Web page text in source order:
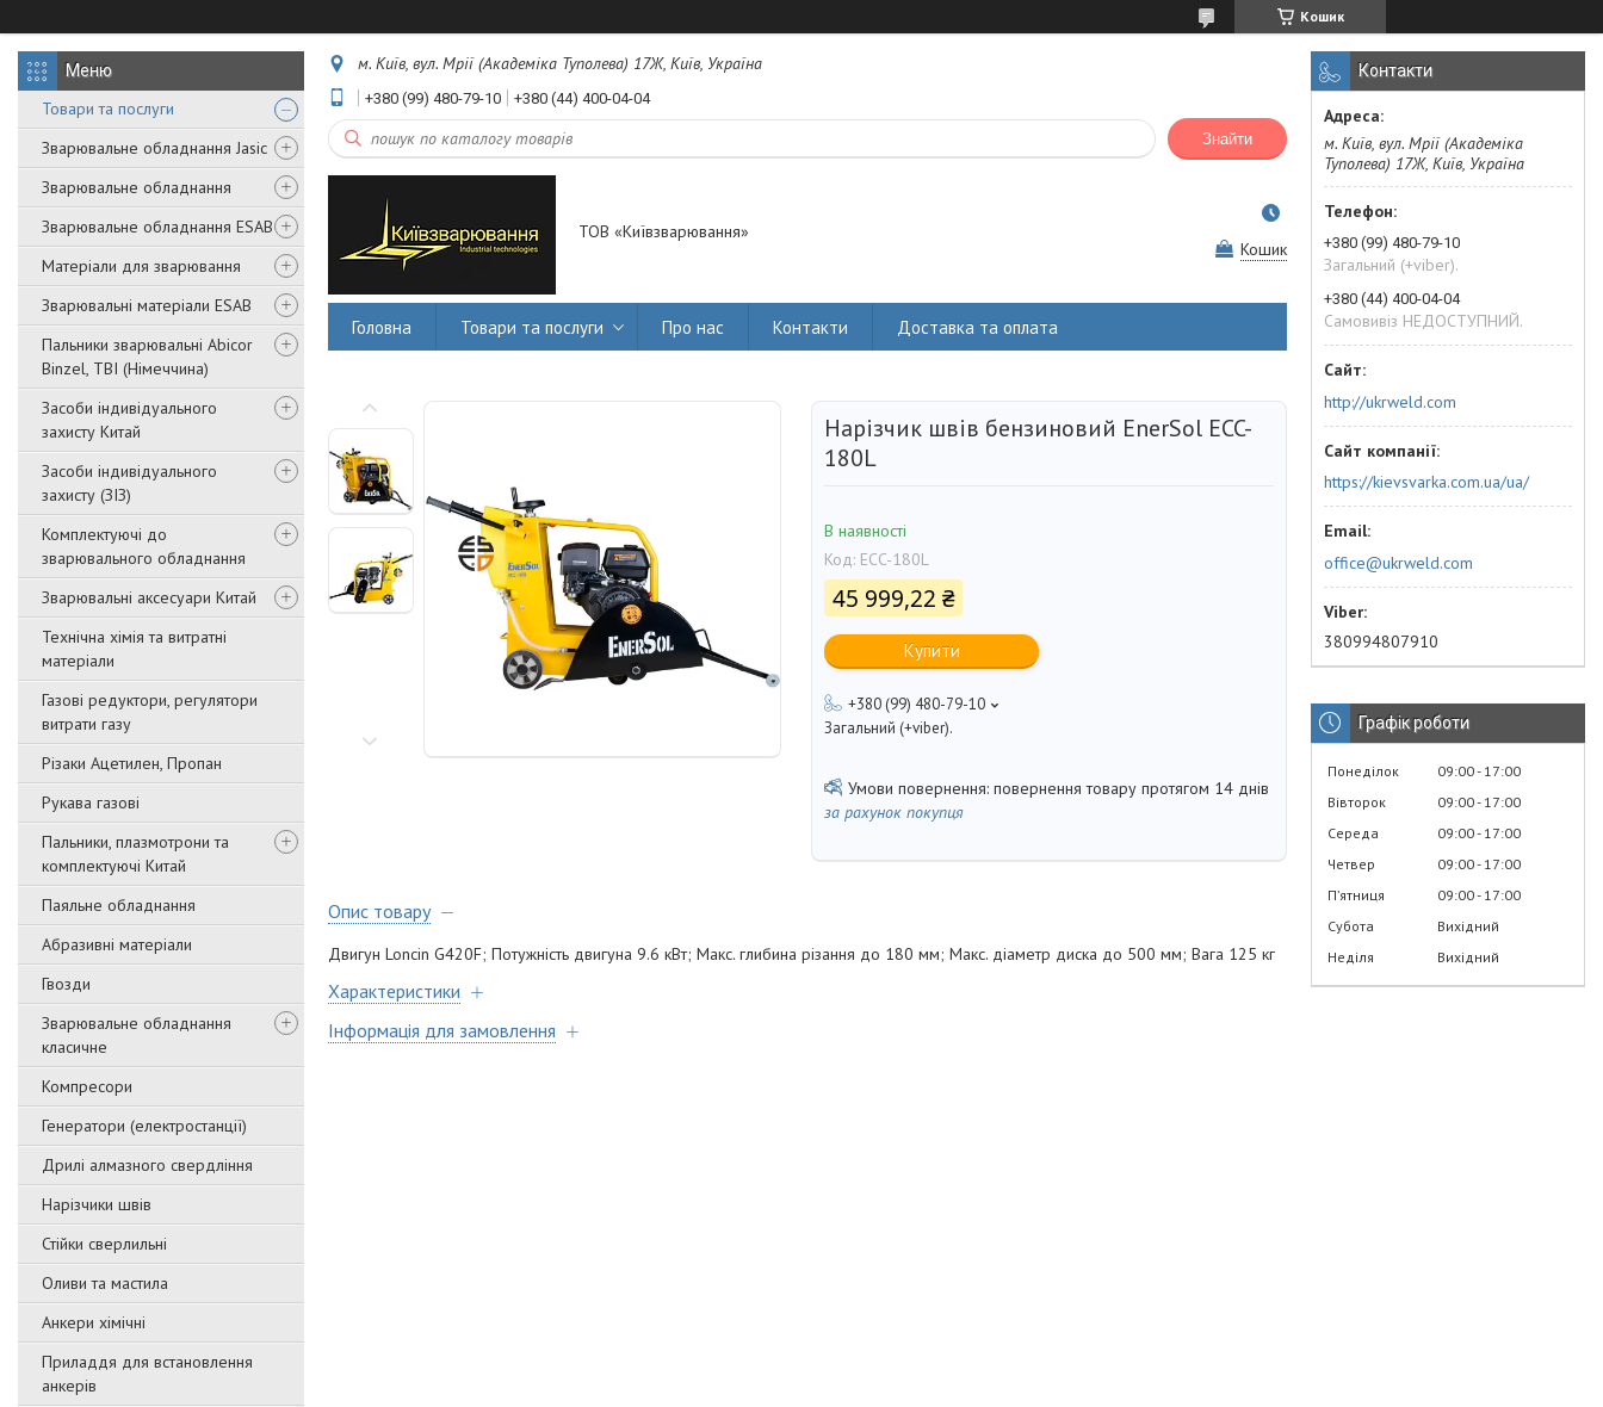
Кошик
Товари та послуги
Зварювальне обладнання Jasic
Зварювальне обладнання
Зварювальне обладнання ESAB
Матеріали для зварювання
Зварювальні матеріали ESAB
Пальники зварювальні Abicor
Binzel, TBI (Німеччина)
Засоби індивідуального
захисту Китай
Засоби індивідуального
захисту (ЗІЗ)
Комплектуючі до
зварювального обладнання
Зварювальні аксесуари Китай
Технічна хімія та витратні
матеріали
Газові редуктори, регулятори
витрати газу
Різаки Ацетилен, Пропан
Рукава газові
Пальники, плазмотрони та
комплектуючі Китай
Паяльне обладнання
Абразивні матеріали
Гвозди
Зварювальне обладнання
класичне
Компресори
Генератори (електростанції)
Дрилі алмазного свердління
Нарізчики швів
Стійки сверлильні
Оливи та мастила
Анкери хімічні
Приладдя для встановлення
анкерів
м. Київ, вул. Мрії (Академіка Туполева) 17Ж, Київ, Україна
+380 (99) 480-79-10 +380 (44) 400-04-04
Знайти
ТОВ «Київзварювання»
Кошик
Головна Товари та послуги Про нас Контакти Доставка та оплата
Нарізчик швів бензиновий EnerSol ECC-
180L
В наявності
Код: ECC-180L
45 999,22 ₴
Купити
+380 (99) 480-79-10
Загальний (+viber).
повернення товару протягом 14 днів
за рахунок покупця
Опис товару
Двигун Loncin G420F; Потужність двигуна 9.6 кВт; Макс. глибина різання до 180 мм; Макс. діаметр диска до 500 мм; Вага 125 кг
Характеристики
Інформація для замовлення
Контакти
м. Київ, вул. Мрії (Академіка
Туполева) 17Ж, Київ, Україна
+380 (99) 480-79-10
Загальний (+viber).
+380 (44) 400-04-04
Самовивіз НЕДОСТУПНИЙ.
http://ukrweld.com
https://kievsvarka.com.ua/ua/
office@ukrweld.com
380994807910
Графік роботи
Понеділок 09:00 17:00
Вівторок
09:00 17:00
Середа
09:00 17:00
Четвер
09:00 17:00
Пʼятниця
09:00 17:00
Субота
Вихідний
Неділя
Вихідний